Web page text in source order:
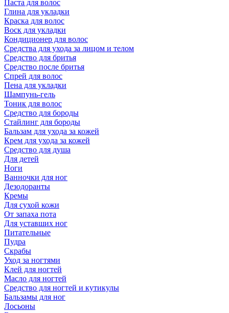
Паста для волос
Глина для укладки
Краска для волос
Воск для укладки
Кондиционер для волос
Средства для ухода за лицом и телом
Средство для бритья
Средство после бритья
Спрей для волос
Пена для укладки
Шампунь-гель
Тоник для волос
Средство для бороды
Стайлинг для бороды
Бальзам для ухода за кожей
Крем для ухода за кожей
Средство для душа
Для детей
Ноги
Ванночки для ног
Дезодоранты
Кремы
Для сухой кожи
От запаха пота
Для уставших ног
Питательные
Пудра
Скрабы
Уход за ногтями
Клей для ногтей
Масло для ногтей
Средство для ногтей и кутикулы
Бальзамы для ног
Лосьоны